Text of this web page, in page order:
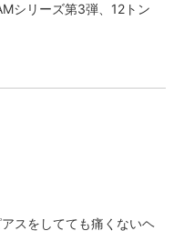
シリーズ第3弾、12トン
アスをしてても痛くないヘ